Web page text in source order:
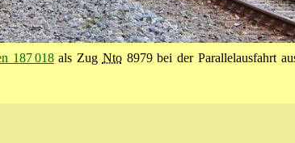
187 018als Zug Nto8979 bei der Parallelausfahrt